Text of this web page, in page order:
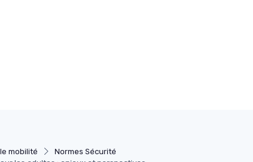
mobilité
Normes Sécurité